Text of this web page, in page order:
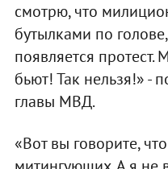
смотрю, что
бутылками по
появляется протест.
бьют! Так нельзя!» -
главы МВД.
«Вот вы говорите,